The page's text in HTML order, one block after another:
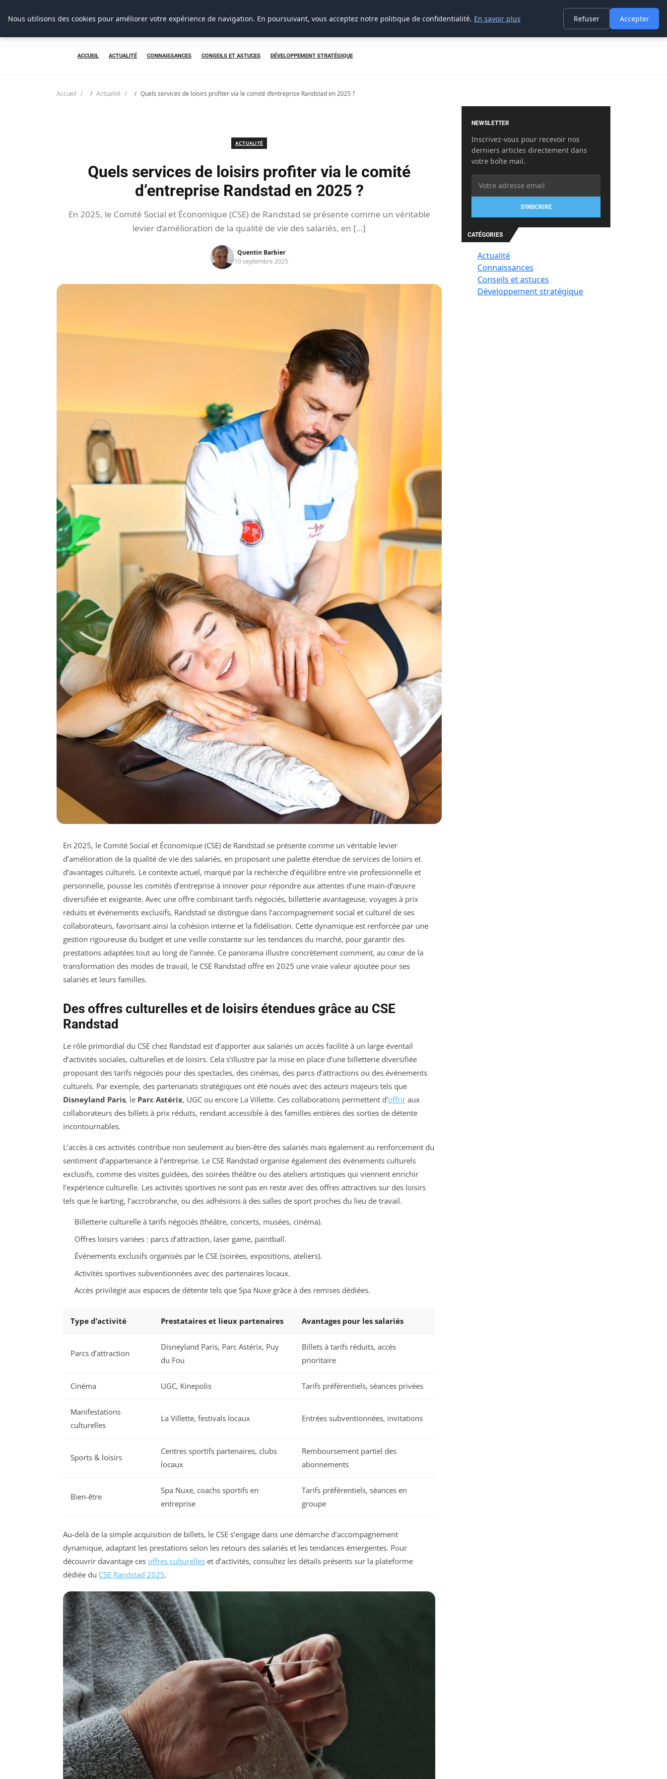
Prospection Pro
ACCUEIL ACTUALITÉ CONNAISSANCES CONSEILS ET ASTUCES DÉVELOPPEMENT STRATÉGIQUE
Accueil Actualité Quels services de loisirs profiter via le comité d’entreprise Randstad en 2025 ?
ACTUALITÉ
Quels services de loisirs profiter via le comité
d’entreprise Randstad en 2025 ?
En 2025, le Comité Social et Économique (CSE) de Randstad se présente comme un véritable
levier d’amélioration de la qualité de vie des salariés, en […]
Quentin Barbier
10 septembre 2025
En 2025, le Comité Social et Économique (CSE) de Randstad se présente comme un véritable levier
d’amélioration de la qualité de vie des salariés, en proposant une palette étendue de services de loisirs et
d’avantages culturels. Le contexte actuel, marqué par la recherche d’équilibre entre vie professionnelle et
personnelle, pousse les comités d’entreprise à innover pour répondre aux attentes d’une main-d’œuvre
diversifiée et exigeante. Avec une offre combinant tarifs négociés, billetterie avantageuse, voyages à prix
réduits et événements exclusifs, Randstad se distingue dans l’accompagnement social et culturel de ses
collaborateurs, favorisant ainsi la cohésion interne et la fidélisation. Cette dynamique est renforcée par une
gestion rigoureuse du budget et une veille constante sur les tendances du marché, pour garantir des
prestations adaptées tout au long de l’année. Ce panorama illustre concrètement comment, au cœur de la
transformation des modes de travail, le CSE Randstad offre en 2025 une vraie valeur ajoutée pour ses
salariés et leurs familles.
Des offres culturelles et de loisirs étendues grâce au CSE
Randstad
Le rôle primordial du CSE chez Randstad est d’apporter aux salariés un accès facilité à un large éventail
d’activités sociales, culturelles et de loisirs. Cela s’illustre par la mise en place d’une billetterie diversifiée
proposant des tarifs négociés pour des spectacles, des cinémas, des parcs d’attractions ou des événements
culturels. Par exemple, des partenariats stratégiques ont été noués avec des acteurs majeurs tels que
Disneyland Paris, le Parc Astérix, UGC ou encore La Villette. Ces collaborations permettent d’offrir aux
collaborateurs des billets à prix réduits, rendant accessible à des familles entières des sorties de détente
incontournables.
L’accès à ces activités contribue non seulement au bien-être des salariés mais également au renforcement du
sentiment d’appartenance à l’entreprise. Le CSE Randstad organise également des événements culturels
exclusifs, comme des visites guidées, des soirées théâtre ou des ateliers artistiques qui viennent enrichir
l’expérience culturelle. Les activités sportives ne sont pas en reste avec des offres attractives sur des loisirs
tels que le karting, l’accrobranche, ou des adhésions à des salles de sport proches du lieu de travail.
Billetterie culturelle à tarifs négociés (théâtre, concerts, musées, cinéma).
Offres loisirs variées : parcs d’attraction, laser game, paintball.
Événements exclusifs organisés par le CSE (soirées, expositions, ateliers).
Activités sportives subventionnées avec des partenaires locaux.
Accès privilégié aux espaces de détente tels que Spa Nuxe grâce à des remises dédiées.
Type d’activité Prestataires et lieux partenaires Avantages pour les salariés
Parcs d’attraction
Disneyland Paris, Parc Astérix, Puy
du Fou
Billets à tarifs réduits, accès
prioritaire
Cinéma UGC, Kinepolis Tarifs préférentiels, séances privées
Manifestations
culturelles
La Villette, festivals locaux Entrées subventionnées, invitations
Sports & loisirs
Centres sportifs partenaires, clubs
locaux
Remboursement partiel des
abonnements
Bien-être
Spa Nuxe, coachs sportifs en
entreprise
Tarifs préférentiels, séances en
groupe
Au-delà de la simple acquisition de billets, le CSE s’engage dans une démarche d’accompagnement
dynamique, adaptant les prestations selon les retours des salariés et les tendances émergentes. Pour
découvrir davantage ces offres culturelles et d’activités, consultez les détails présents sur la plateforme
dédiée du CSE Randstad 2025.
NEWSLETTER
Inscrivez-vous pour recevoir nos
derniers articles directement dans
votre boîte mail.
S'INSCRIRE
CATÉGORIES
Actualité
Connaissances
Conseils et astuces
Développement stratégique
Nous utilisons des cookies pour améliorer votre expérience de navigation. En poursuivant, vous acceptez notre politique de confidentialité. En savoir plus Refuser Accepter